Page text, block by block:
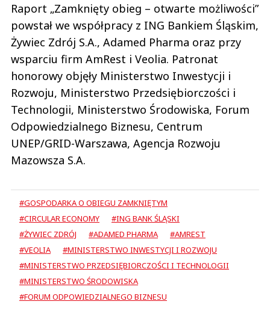
Raport „Zamknięty obieg – otwarte możliwości”
powstał we współpracy z ING Bankiem Śląskim,
Żywiec Zdrój S.A., Adamed Pharma oraz przy
wsparciu firm AmRest i Veolia. Patronat
honorowy objęły Ministerstwo Inwestycji i
Rozwoju, Ministerstwo Przedsiębiorczości i
Technologii, Ministerstwo Środowiska, Forum
Odpowiedzialnego Biznesu, Centrum
UNEP/GRID-Warszawa, Agencja Rozwoju
Mazowsza S.A.
#GOSPODARKA O OBIEGU ZAMKNIĘTYM
#CIRCULAR ECONOMY
#ING BANK ŚLĄSKI
#ŻYWIEC ZDRÓJ
#ADAMED PHARMA
#AMREST
#VEOLIA
#MINISTERSTWO INWESTYCJI I ROZWOJU
#MINISTERSTWO PRZEDSIĘBIORCZOŚCI I TECHNOLOGII
#MINISTERSTWO ŚRODOWISKA
#FORUM ODPOWIEDZIALNEGO BIZNESU